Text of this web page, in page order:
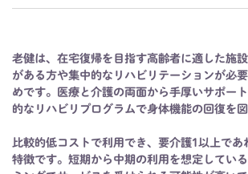
老健は、在宅復帰を目指す高齢者に適した施
がある方や集中的なリハビリテーションが必
めです。医療と介護の両面から手厚いサポー
的なリハビリプログラムで身体機能の回復を図
比較的低コストで利用でき、要介護1以上であ
特徴です。短期から中期の利用を想定してい